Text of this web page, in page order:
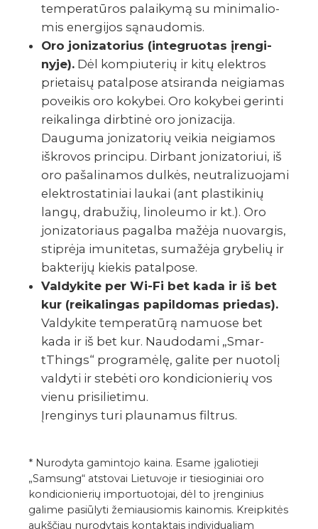
tempe­ra­tū­­ros palai­kymą su mini­ma­­lio­
mis ener­gi­jos sąnau­do­mis.
Oro joni­za­to­rius (inte­gruo­tas įren­gi­
nyje). Dėl kompiu­te­­­rių ir kitų elek­t­­­ros
prie­taisų pata­l­­­pose atsi­­­randa neigia­­­mas
povei­kis oro koky­bei. Oro koky­bei gerinti
reika­linga dirb­­­tinė oro joni­za­cija.
Dauguma joni­za­to­­­rių veikia neigia­mos
iškro­vos prin­cipu. Dirbant joni­za­to­riui, iš
oro paša­li­na­mos dulkės, neut­ra­li­zuo­jami
elek­t­­­ro­s­ta­ti­niai laukai (ant plas­ti­ki­nių
langų, drabu­žių, lino­le­umo ir kt.). Oro
joni­za­to­riaus pagalba mažėja nuova­r­gis,
stip­rėja imuni­te­tas, suma­žėja grybe­­­lių ir
bakte­­­rijų kiekis pata­l­­­pose.
Valdy­­­­kite per Wi-Fi bet kada ir iš bet
kur (reika­li­n­gas papi­l­do­­­mas prie­das).
Valdy­­­­kite tempe­ra­tūrą namuose bet
kada ir iš bet kur. Naudo­dami „Sma­r­
tThings“ prog­ra­mėlę, galite per nuotolį
valdyti ir stebėti oro kondi­cio­nie­­­­rių vos
vienu prisi­­­­lie­timu.
Įren­gi­nys turi plau­na­mus filt­rus.
* Nurodyta gamintojo kaina. Esame įgaliotieji
„Samsung“ atstovai Lietuvoje ir tiesioginiai oro
kondicionierių importuotojai, dėl to įrenginius
galime pasiūlyti žemiausiomis kainomis. Kreipkitės
aukščiau nurodytais kontaktais individualiam